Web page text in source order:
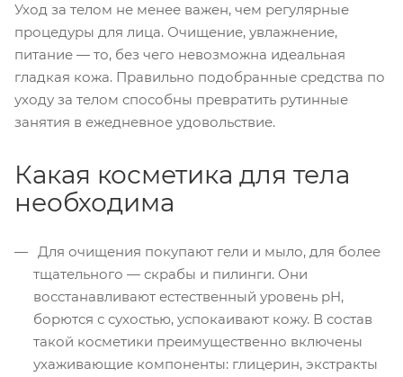
Уход за телом не менее важен, чем регулярные
процедуры для лица. Очищение, увлажнение,
питание — то, без чего невозможна идеальная
гладкая кожа. Правильно подобранные средства по
уходу за телом способны превратить рутинные
занятия в ежедневное удовольствие.
Какая косметика для тела
необходима
Для очищения покупают гели и мыло, для более
тщательного — скрабы и пилинги. Они
восстанавливают естественный уровень pH,
борются с сухостью, успокаивают кожу. В состав
такой косметики преимущественно включены
ухаживающие компоненты: глицерин, экстракты